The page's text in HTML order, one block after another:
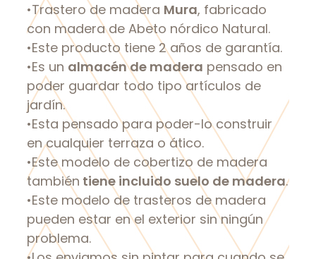
•Trastero de madera Mura, fabricado
con madera de Abeto nórdico Natural.
•Este producto tiene 2 años de garantía.
•Es un almacén de madera pensado en
poder guardar todo tipo artículos de
jardín.
•Esta pensado para poder-lo construir
en cualquier terraza o ático.
•Este modelo de cobertizo de madera
también tiene incluido suelo de madera.
•Este modelo de trasteros de madera
pueden estar en el exterior sin ningún
problema.